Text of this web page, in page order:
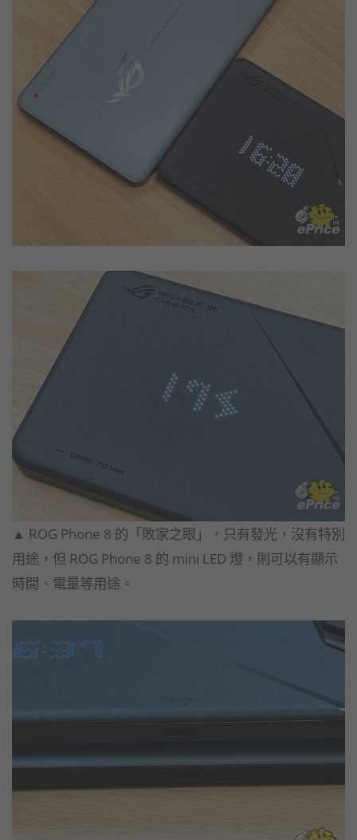
▲ ROG Phone 8 的「敗家之眼」，只有發光，沒有特別
用途，但 ROG Phone 8 的 mini LED 燈，則可以有顯示
時間、電量等用途。